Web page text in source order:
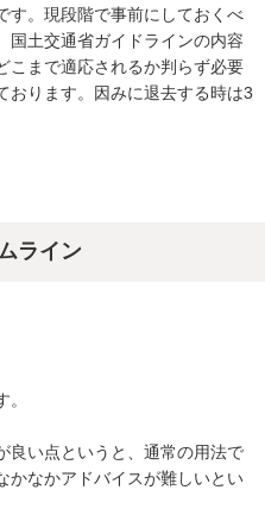
す。現段階で事前にしておくべ
国土交通省ガイドラインの内容
こまで適応されるか判らず必要
おります。因みに退去する時は3
ライン
良い点というと、通常の用法で
かなかアドバイスが難しいとい